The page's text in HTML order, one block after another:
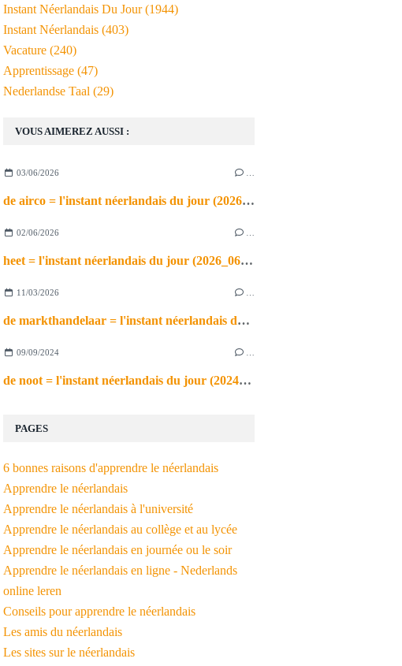
VOUS AIMEREZ AUSSI :
03/06/2026
de airco = l'instant néerlandais du jour (2026_06_03)
02/06/2026
heet = l'instant néerlandais du jour (2026_06_02)
11/03/2026
de markthandelaar = l'instant néerlandais du jour (2026_03_11)
09/09/2024
de noot = l'instant néerlandais du jour (2024_09_09)
PAGES
6 bonnes raisons d'apprendre le néerlandais
Apprendre le néerlandais
Apprendre le néerlandais à l'université
Apprendre le néerlandais au collège et au lycée
Apprendre le néerlandais en journée ou le soir
Apprendre le néerlandais en ligne - Nederlands
online leren
Conseils pour apprendre le néerlandais
Les amis du néerlandais
Les sites sur le néerlandais
Instant Néerlandais Du Jour(1944)
Instant Néerlandais (403)
Vacature (240)
Apprentissage (47)
Nederlandse Taal (29)